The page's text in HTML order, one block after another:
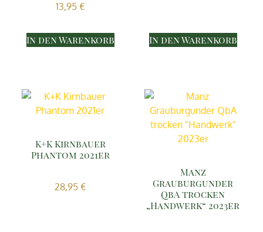
13,95 €
In den Warenkorb In den Warenkorb
K+K Kirnbauer
Phantom 2021er
28,95 €
Manz
Grauburgunder
QbA trocken
„Handwerk“ 2023er